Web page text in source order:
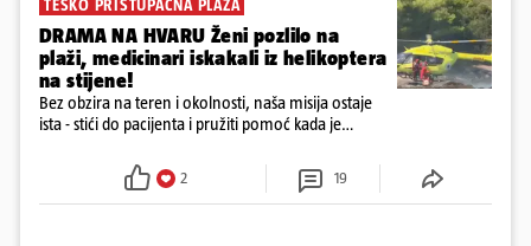
TEŠKO PRISTUPAČNA PLAŽA
DRAMA NA HVARU Ženi pozlilo na
plaži, medicinari iskakali iz helikoptera
na stijene!
Bez obzira na teren i okolnosti, naša misija ostaje
ista - stići do pacijenta i pružiti pomoć kada je
2 19